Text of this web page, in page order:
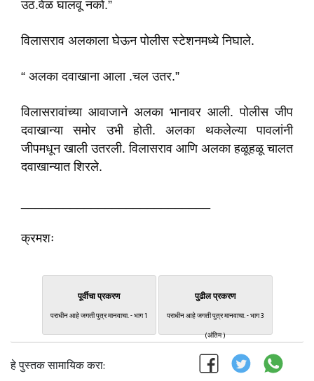
उठ.वेळ घालवू नको.”
विलासराव अलकाला घेऊन पोलीस स्टेशनमध्ये निघाले.
“ अलका दवाखाना आला .चल उतर.”
विलासरावांच्या आवाजाने अलका भानावर आली. पोलीस जीप
दवाखान्या समोर उभी होती. अलका थकलेल्या पावलांनी
जीपमधून खाली उतरली. विलासराव आणि अलका हळूहळू चालत
दवाखान्यात शिरले.
क्रमशः
पूर्वीचा प्रकरण
पराधीन आहे जगती पुत्र मानवाचा. - भाग 1
पुढील प्रकरण
पराधीन आहे जगती पुत्र मानवाचा. - भाग 3
(अंतिम )
हे पुस्तक सामायिक करा: